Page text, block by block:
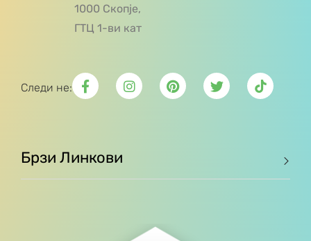
1000 Скопје,
ГТЦ 1-ви кат
Следи не:
Брзи Линкови